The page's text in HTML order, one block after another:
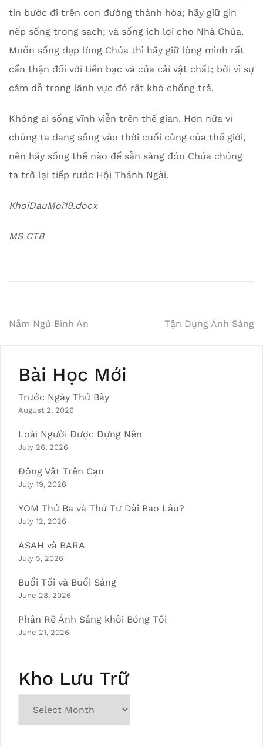
tín bước đi trên con đường thánh hóa; hãy giữ gìn
nếp sống trong sạch; và sống ích lợi cho Nhà Chúa.
Muốn sống đẹp lòng Chúa thì hãy giữ lòng mình rất
cẩn thận đối với tiền bạc và của cải vật chất; bởi vì sự
cám dỗ trong lãnh vực đó rất khó chống trả.
Không ai sống vĩnh viễn trên thế gian. Hơn nữa vì
chúng ta đang sống vào thời cuối cùng của thế giới,
nên hãy sống thế nào để sẵn sàng đón Chúa chúng
ta trở lại tiếp rước Hội Thánh Ngài.
KhoiDauMoi19.docx
MS CTB
Post
Nằm Ngủ Bình An Tận Dụng Ánh Sáng
Bài Học Mới
Trước Ngày Thứ Bảy
August 2, 2026
Loài Người Được Dựng Nên
July 26, 2026
Động Vật Trên Cạn
July 19, 2026
YOM Thứ Ba và Thứ Tư Dài Bao Lâu?
July 12, 2026
ASAH và BARA
July 5, 2026
Buổi Tối và Buổi Sáng
June 28, 2026
Phân Rẽ Ánh Sáng khỏi Bóng Tối
June 21, 2026
Kho Lưu Trữ